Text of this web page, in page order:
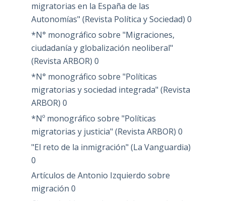
migratorias en la España de las
Autonomías" (Revista Política y Sociedad) 0
*N° monográfico sobre "Migraciones,
ciudadanía y globalización neoliberal"
(Revista ARBOR) 0
*N° monográfico sobre "Políticas
migratorias y sociedad integrada" (Revista
ARBOR) 0
*Nº monográfico sobre "Políticas
migratorias y justicia" (Revista ARBOR) 0
"El reto de la inmigración" (La Vanguardia)
0
Artículos de Antonio Izquierdo sobre
migración 0